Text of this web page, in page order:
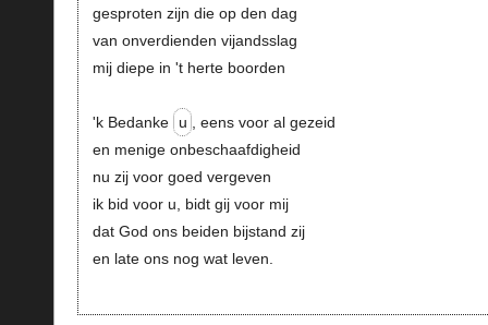
gesproten zijn die op den dag
van onverdienden vijandsslag
mij diepe in 't herte boorden
'k Bedanke u , eens voor al gezeid
en menige onbeschaafdigheid
nu zij voor goed vergeven
ik bid voor u, bidt gij voor mij
dat God ons beiden bijstand zij
en late ons nog wat leven.